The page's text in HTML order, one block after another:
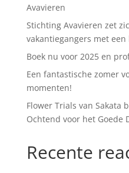
Avavieren
Stichting Avavieren zet
vakantiegangers met
Boek nu voor 2025 en
Een fantastische zomer
momenten!
Flower Trials van Sakata
Ochtend voor het Goede
Recente